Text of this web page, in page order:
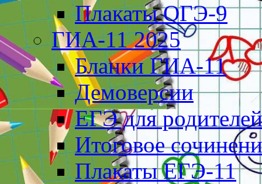
Плакаты ОГЭ-9
ГИА-11 2025
Бланки ГИА-11
Демоверсии
ЕГЭ для родителей
Итоговое
Плакаты ЕГЭ-11